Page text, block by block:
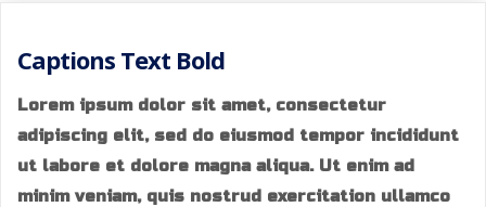
Captions Text Bold
Lorem ipsum dolor sit amet, consectetur
adipiscing elit, sed do eiusmod tempor incididunt
ut labore et dolore magna aliqua. Ut enim ad
minim veniam, quis nostrud exercitation ullamco